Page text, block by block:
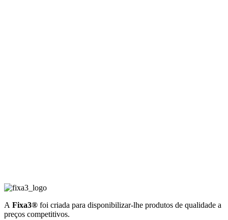
A Fixa3® foi criada para disponibilizar-lhe produtos de qualidade a
preços competitivos.